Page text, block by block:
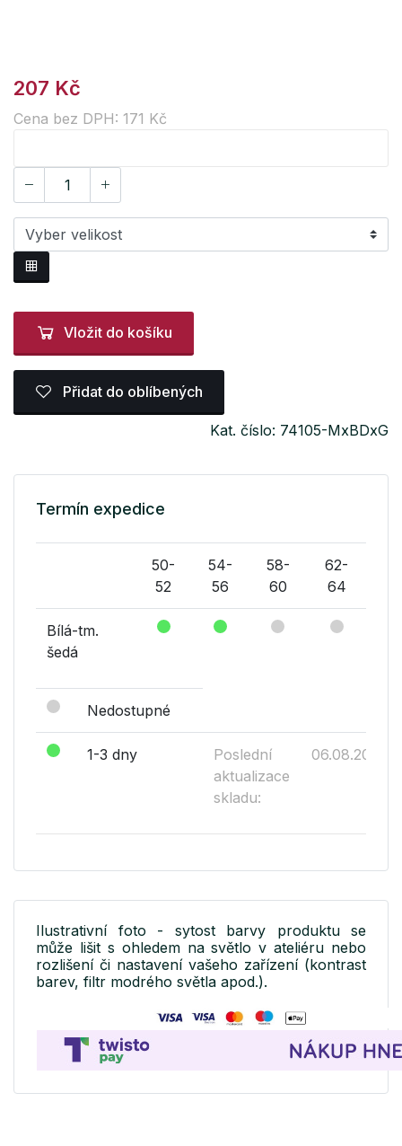
207 Kč
Cena bez DPH: 171 Kč
Vložit do košíku
Přidat do oblíbených
Kat. číslo: 74105-MxBDxG
Termín expedice
50-
52
54-
56
58-
60
62-
64
Bílá-tm.
šedá
Nedostupné
1-3 dny
Poslední
aktualizace
skladu:
06.08.2026
Ilustrativní foto - sytost barvy produktu se
může lišit s ohledem na světlo v ateliéru nebo
rozlišení či nastavení vašeho zařízení (kontrast
barev, filtr modrého světla apod.).